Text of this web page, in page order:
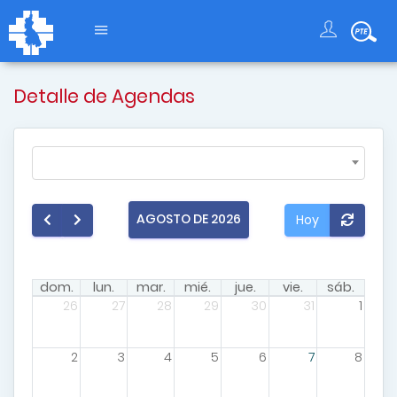
Detalle de Agendas
AGOSTO DE 2026 Hoy
dom. lun. mar. mié. jue. vie.
sáb.
26
27 28 29 30 31 1
2 3 4 5 6 7 8